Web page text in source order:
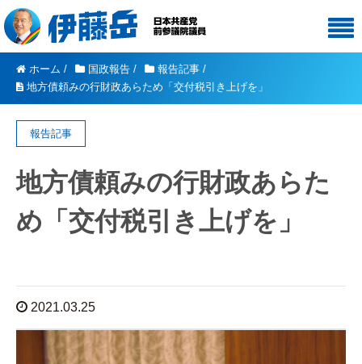
ホーム / 国政報告 / 報告記事 /
地方債頼みの行財政あらため「交付税引き上げを」
報告記事
地方債頼みの行財政あらた
め「交付税引き上げを」
2021.03.25